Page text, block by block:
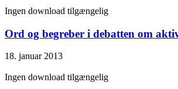
Ingen download tilgængelig
Ord og begreber i debatten om
18. januar 2013
Ingen download tilgængelig